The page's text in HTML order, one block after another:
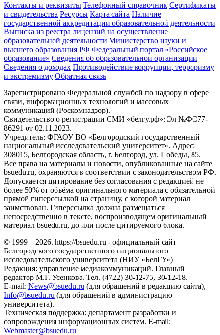
Контакты и реквизиты Телефонный справочник Сертификаты
и свидетельства Ресурсы Карта сайта Наличие
государственной аккредитации образовательной деятельности
Выписка из реестра лицензий на осуществление
образовательной деятельности Министерствo науки и
высшего образования РФ Федеральный портал «Российское
образование» Сведения об образовательной организации
Сведения о доходах Противодействие коррупции, терроризму
и экстремизму Обратная связь
Зарегистрировано Федеральной службой по надзору в сфере
связи, информационных технологий и массовых
коммуникаций (Роскомнадзор).
Свидетельство о регистрации СМИ «белгу.рф»: Эл №ФС77-
86291 от 02.11.2023.
Учредитель: ФГАОУ ВО «Белгородский государственный
национальный исследовательский университет». Адрес:
308015, Белгородская область, г. Белгород, ул. Победы, 85.
Все права на материалы и новости, опубликованные на сайте
bsuedu.ru, охраняются в соответствии с законодательством РФ.
Допускается цитирование без согласования с редакцией не
более 50% от объёма оригинального материала с обязательной
прямой гиперссылкой на страницу, с которой материал
заимствован. Гиперссылка должна размещаться
непосредственно в тексте, воспроизводящем оригинальный
материал bsuedu.ru, до или после цитируемого блока.
© 1999 – 2026. https://bsuedu.ru - официальный сайт
Белгородского государственного национального
исследовательского университета (НИУ «БелГУ»)
Редакция: управление медиакоммуникаций. Главный
редактор М.Г. Усенкова. Тел. (4722) 30-12-75, 30-12-18.
E-mail: News@bsuedu.ru (для обращений в редакцию сайта),
Info@bsuedu.ru (для обращений в администрацию
университета).
Техническая поддержка: департамент разработки и
сопровождения информационных систем. E-mail:
Webmaster@bsuedu.ru